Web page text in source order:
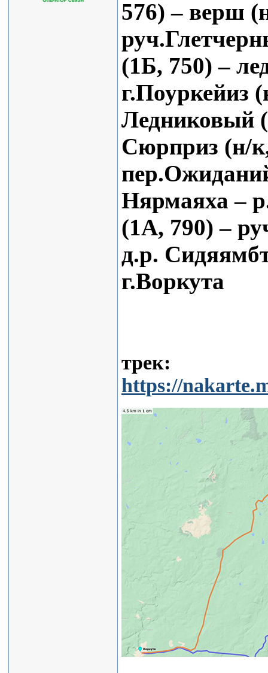
576) – верш
(1Б, 750) –
г.Поуркейиз
Ледниковый
Сюрприз (н/
Нярмаяха –
(1А, 790) –
д.р.
г.Воркута
трек:
https://